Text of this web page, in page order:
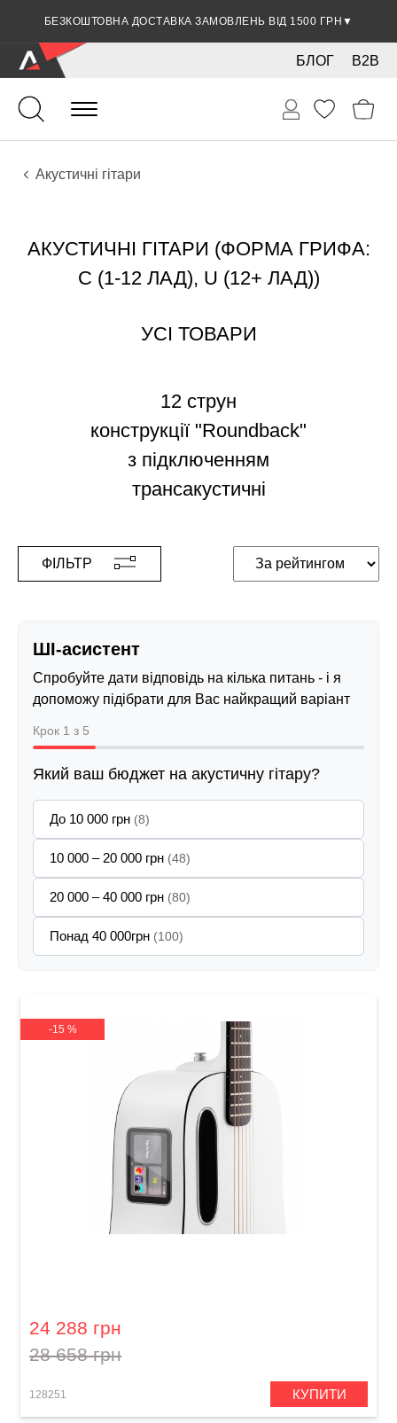
БЕЗКОШТОВНА ДОСТАВКА ЗАМОВЛЕНЬ ВІД 1500 ГРН ▼
ЗНИЖКА 5% ПРИ ОПЛАТІ БАНКІВСЬКОЮ КАРТКОЮ ▼
B2B
БЛОГ
Гітари
Акустичні інструменти
Інструменти
Акустичні гітари
АКУСТИЧНІ ГІТАРИ (ФОРМА ГРИФА:
C (1-12 ЛАД), U (12+ ЛАД))
УСІ ТОВАРИ
12 струн
конструкції "Roundback"
з підключенням
трансакустичні
ФІЛЬТР
ШІ-асистент
Спробуйте дати відповідь на кілька питань - і я
допоможу підібрати для Вас найкращий варіант
Крок 1 з 5
Який ваш бюджет на акустичну гітару?
До 10 000 грн (8)
10 000 – 20 000 грн (48)
20 000 – 40 000 грн (80)
Понад 40 000грн (100)
-15 %
24 288 грн
28 658 грн
128251 КУПИТИ